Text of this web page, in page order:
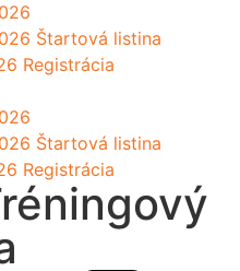
Štartová listina
Registrácia
Štartová listina
Registrácia